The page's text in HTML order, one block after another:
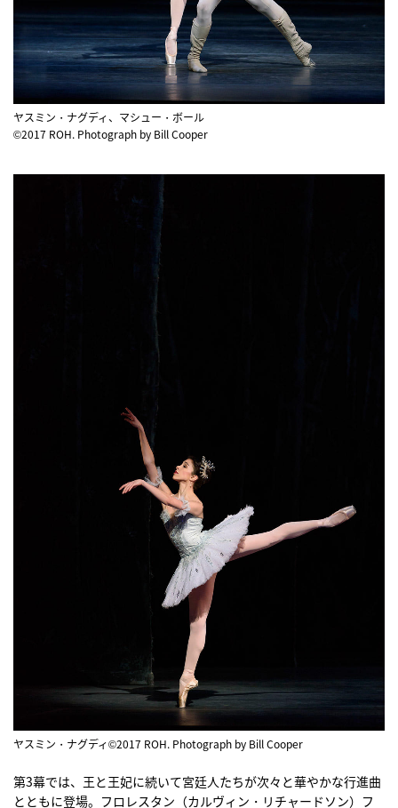
ヤスミン・ナグディ、マシュー・ボール
©2017 ROH. Photograph by Bill Cooper
ヤスミン・ナグディ©2017 ROH. Photograph by Bill Cooper
第3幕では、王と王妃に続いて宮廷人たちが次々と華やかな行進曲
とともに登場。フロレスタン（カルヴィン・リチャードソン）フ